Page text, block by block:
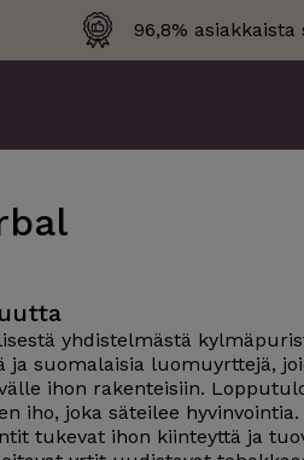
96,8%
yhdistelmästä
ja suomalaisia luomuyrttejä,
ihon rakenteisiin.
iho, joka säteilee hyvinvointia.
tukevat ihon kiinteyttä ja